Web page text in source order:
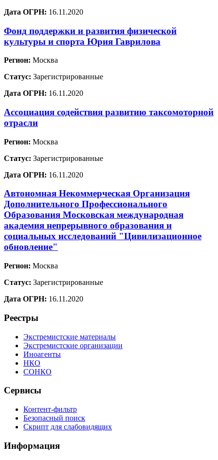
Дата ОГРН: 16.11.2020
Фонд поддержки и развития физической
культуры и спорта Юрия Гаврилова
Регион: Москва
Статус: Зарегистрированные
Дата ОГРН: 16.11.2020
Ассоциация содействия развитию таксомоторной
отрасли
Регион: Москва
Статус: Зарегистрированные
Дата ОГРН: 16.11.2020
Автономная Некоммерческая Организация
Дополнительного Профессионального
Образования Московская международная
академия непрерывного образования и
социальных исследований "Цивилизационное
обновление"
Регион: Москва
Статус: Зарегистрированные
Дата ОГРН: 16.11.2020
Реестры
Экстремистские материалы
Экстремистские организации
Иноагенты
НКО
СОНКО
Сервисы
Контент-фильтр
Безопасный поиск
Скрипт для слабовидящих
Информация